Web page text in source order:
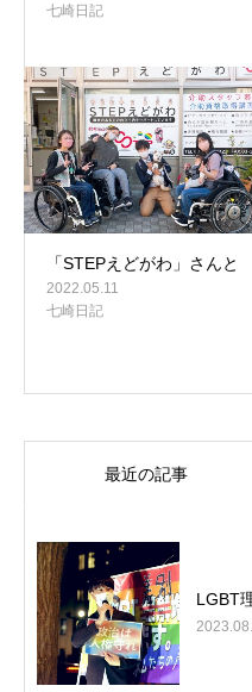
七崎日記
「STEPえどがわ」さんと
2022.05.11
七崎日記
最近の記事
LGBT